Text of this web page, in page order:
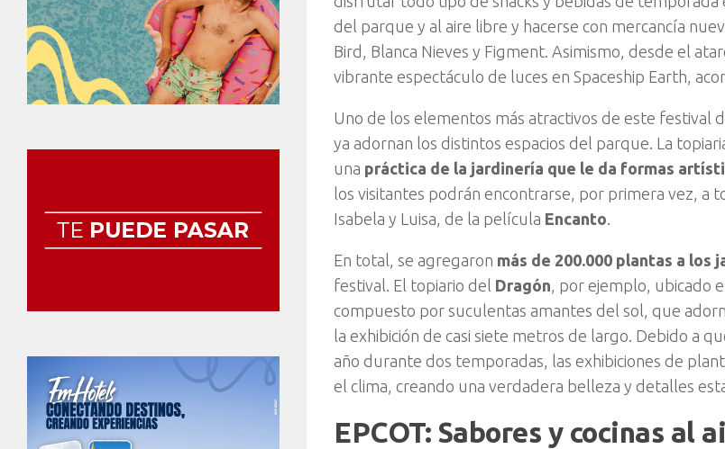
del parque y al aire libre y hacerse con mercancía
Bird, Blanca Nieves y Figment. Asimismo, desde el
vibrante espectáculo de luces en Spaceship Earth,
Uno de los elementos más atractivos de este festival
ya adornan los distintos espacios del parque. La
una práctica de la jardinería que le da formas
los visitantes podrán encontrarse, por primera vez, a
Isabela y Luisa, de la película Encanto
En total, se agregaron más de 200.000 plantas a los
festival. El topiario del Dragón , por ejemplo, ubicado
compuesto por suculentas amantes del sol, que
la exhibición de casi siete metros de largo. Debido a
año durante dos temporadas, las exhibiciones de
el clima, creando una verdadera belleza y detalles
EPCOT: Sabores y cocinas al